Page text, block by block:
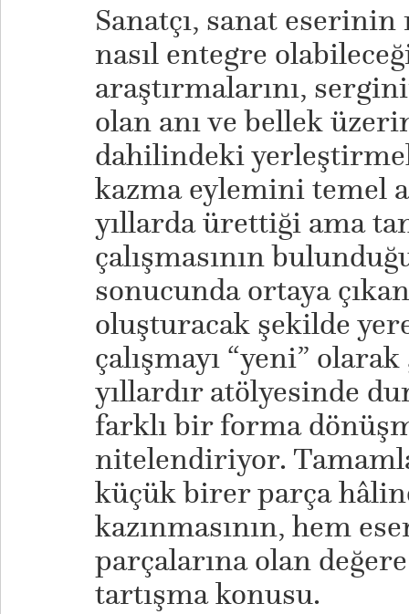
Sanatçı, sanat
nasıl entegre
araştırmalarını,
olan anı ve bellek
dahilindeki
kazma eylemini temel
yıllarda ürettiği ama
çalışmasının
sonucunda ortaya
oluşturacak şekilde
çalışmayı “yeni”
yıllardır atölyesinde
farklı bir forma
nitelendiriyor.
küçük birer parça
kazınmasının, hem
parçalarına olan
tartışma konusu.